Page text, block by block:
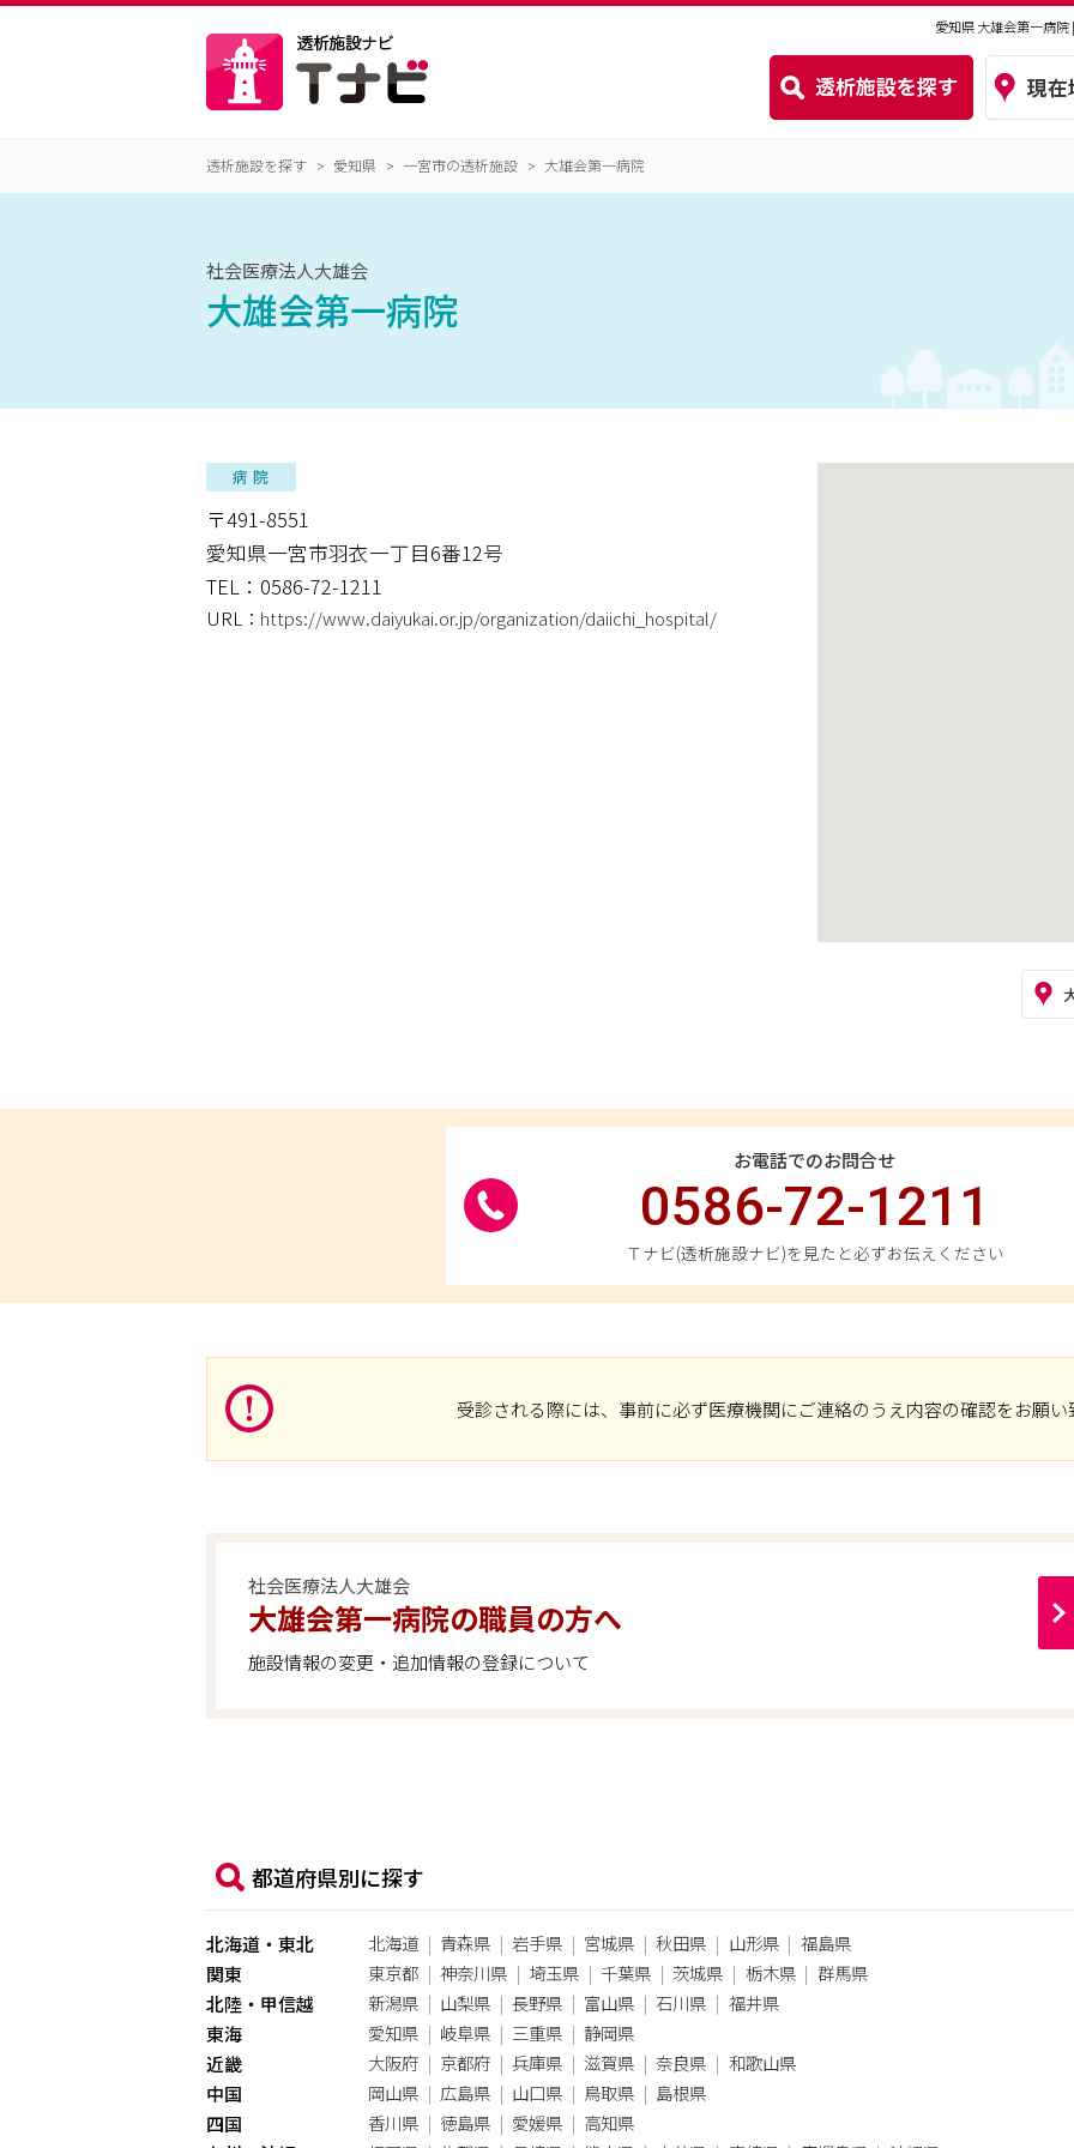
愛知県 大雄会第一病
透析施設を探す 愛知県 一宮市の透析施設 大雄会第一病院
社会医療法人大雄会
大雄会第一病院
〒491-8551
愛知県一宮市羽衣一丁目6番12号
TEL：0586-72-1211
URL： https://www.daiyukai.or.jp/organization/daiichi_hospital/
お電話でのお問合せ
0586-72-1211
Ｔナビ(透析施設ナビ)を見たと必ずお伝えください
受診される際には、事前に必ず医療機関にご連絡のうえ内容の確認をお願い
社会医療法人大雄会
大雄会第一病院の職員の方へ
施設情報の変更・追加情報の登録について
都道府県別に探す
北海道・東北 北海道 青森県 岩手県 宮城県 秋田県 山形県
福島県
関東
東京都 神奈川県 埼玉県 千葉県 茨城県 栃木県
群馬県
北陸・甲信越
新潟県 山梨県 長野県 富山県 石川県
福井県
東海
愛知県 岐阜県 三重県
静岡県
近畿
大阪府 京都府 兵庫県 滋賀県 奈良県
和歌山県
中国
岡山県 広島県 山口県 鳥取県
島根県
四国
香川県 徳島県 愛媛県
高知県